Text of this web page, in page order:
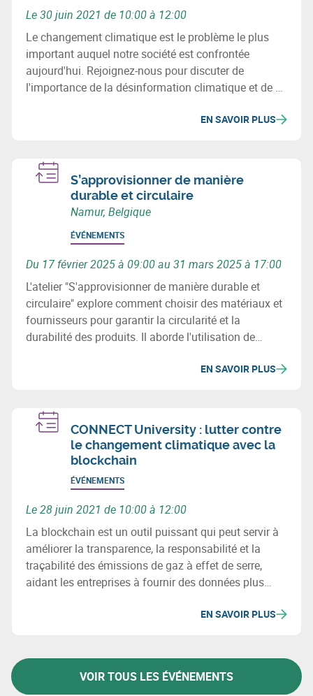
Le 30 juin 2021 de 10:00 à 12:00
Le changement climatique est le problème le plus
important auquel notre société est confrontée
aujourd'hui. Rejoignez-nous pour discuter de
l'importance de la désinformation climatique et de ce
EN SAVOIR PLUS
S’approvisionner de manière
durable et circulaire
Namur, Belgique
ÉVÉNEMENTS
Du 17 février 2025 à 09:00 au 31 mars 2025 à 17:00
L'atelier "S'approvisionner de manière durable et
circulaire" explore comment choisir des matériaux et
fournisseurs pour garantir la circularité et la
durabilité des produits. Il aborde l'utilisation de
sociaux, et la révision des processus d'achats pour
EN SAVOIR PLUS
CONNECT University : lutter contre
le changement climatique avec la
blockchain
ÉVÉNEMENTS
Le 28 juin 2021 de 10:00 à 12:00
La blockchain est un outil puissant qui peut servir à
améliorer la transparence, la responsabilité et la
traçabilité des émissions de gaz à effet de serre,
aidant les entreprises à fournir des données plus
disponibles sur les émissions de carbone.EN SAVOIR PLUS
VOIR TOUS LES ÉVÉNEMENTS